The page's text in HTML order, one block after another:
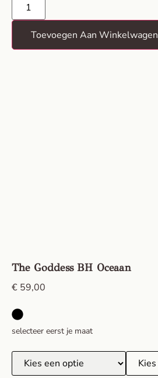
Toevoegen Aan Winkelwagen
The Goddess BH Oceaan
€ 59,00
selecteer eerst je maat